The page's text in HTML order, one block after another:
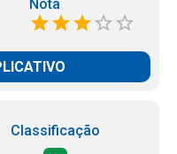
Nota
Classificação